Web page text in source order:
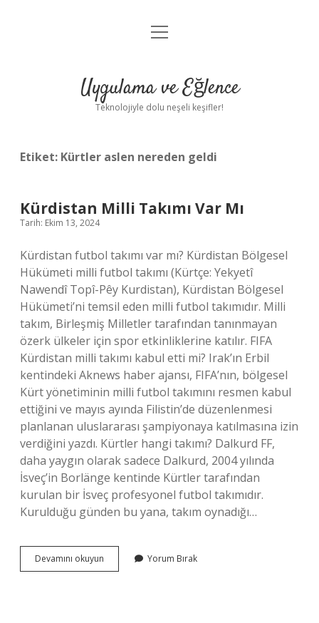
Anasayfa
Yasal Uyarı
menüyü
Uygulama ve Eğlence
Teknolojiyle dolu neşeli keşifler!
Etiket: Kürtler aslen nereden geldi
Kürdistan Milli Takımı Var Mı
Tarih: Ekim 13, 2024
Kürdistan futbol takımı var mı? Kürdistan Bölgesel
Hükümeti milli futbol takımı (Kürtçe: Yekyetî
Nawendî Topî-Pêy Kurdistan), Kürdistan Bölgesel
Hükümeti’ni temsil eden milli futbol takımıdır. Milli
takım, Birleşmiş Milletler tarafından tanınmayan
özerk ülkeler için spor etkinliklerine katılır. FIFA
Kürdistan milli takımı kabul etti mi? Irak’ın Erbil
kentindeki Aknews haber ajansı, FIFA’nın, bölgesel
Kürt yönetiminin milli futbol takımını resmen kabul
ettiğini ve mayıs ayında Filistin’de düzenlenmesi
planlanan uluslararası şampiyonaya katılmasına izin
verdiğini yazdı. Kürtler hangi takımı? Dalkurd FF,
daha yaygın olarak sadece Dalkurd, 2004 yılında
İsveç’in Borlänge kentinde Kürtler tarafından
kurulan bir İsveç profesyonel futbol takımıdır.
Kurulduğu günden bu yana, takım oynadığı…
Devamını okuyun Kürdistan
Milli
Yorum Bırak